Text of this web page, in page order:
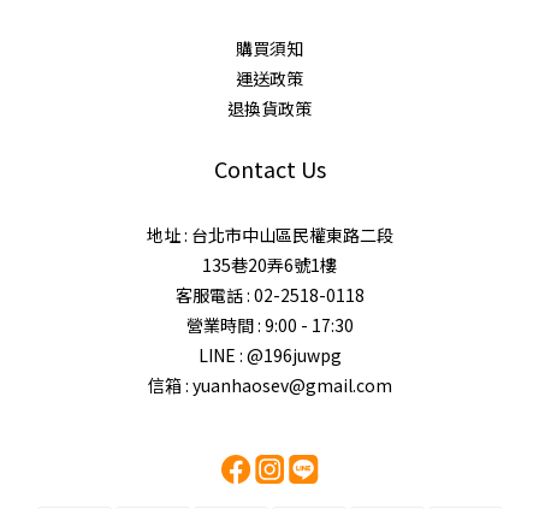
購買須知
運送政策
退換貨政策
Contact Us
地址 : 台北市中山區民權東路二段
135巷20弄6號1樓
客服電話 : 02-2518-0118
營業時間 : 9:00 - 17:30
LINE : @196juwpg
信箱 : yuanhaosev@gmail.com